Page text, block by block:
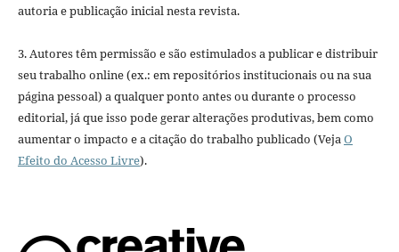
autoria e publicação inicial nesta revista.
3. Autores têm permissão e são estimulados a publicar e distribuir
seu trabalho online (ex.: em repositórios institucionais ou na sua
página pessoal) a qualquer ponto antes ou durante o processo
editorial, já que isso pode gerar alterações produtivas, bem como
aumentar o impacto e a citação do trabalho publicado (VejaO
Efeito do Acesso Livre).